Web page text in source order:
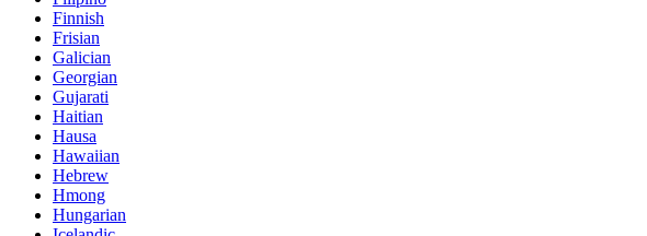
Finnish
Frisian
Galician
Georgian
Gujarati
Haitian
Hausa
Hawaiian
Hebrew
Hmong
Hungarian